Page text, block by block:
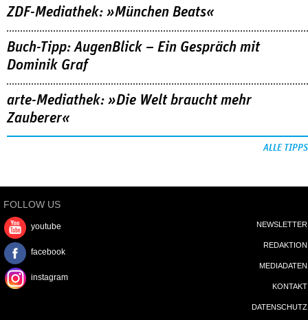
ZDF-Mediathek: »München Beats«
Buch-Tipp: AugenBlick – Ein Gespräch mit
Dominik Graf
arte-Mediathek: »Die Welt braucht mehr
Zauberer«
ALLE TIPPS
FOLLOW US
youtube
facebook
instagram
NEWSLETTER
REDAKTION
MEDIADATEN
KONTAKT
DATENSCHUTZ